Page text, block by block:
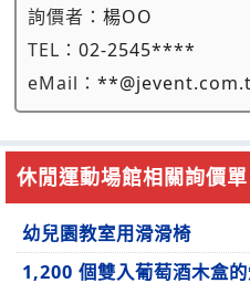
詢價者： 楊OO
TEL： 02-2545****
eMail：
休閒運動場館相關詢價單
幼兒園教室用滑滑椅
1,200 個雙入葡萄酒木盒